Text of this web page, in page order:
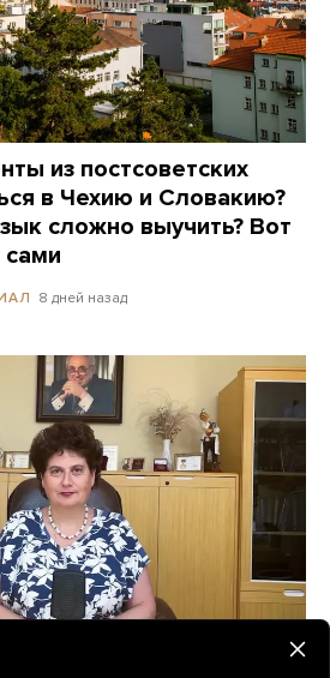
из постсоветских
в Чехию и Словакию?
сложно выучить? Вот
сами
8 дней назад